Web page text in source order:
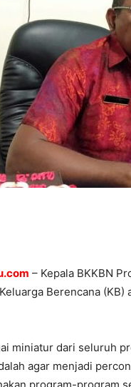
– Kepala BKKBN
Berencana
miniatur dari seluruh
agar menjadi